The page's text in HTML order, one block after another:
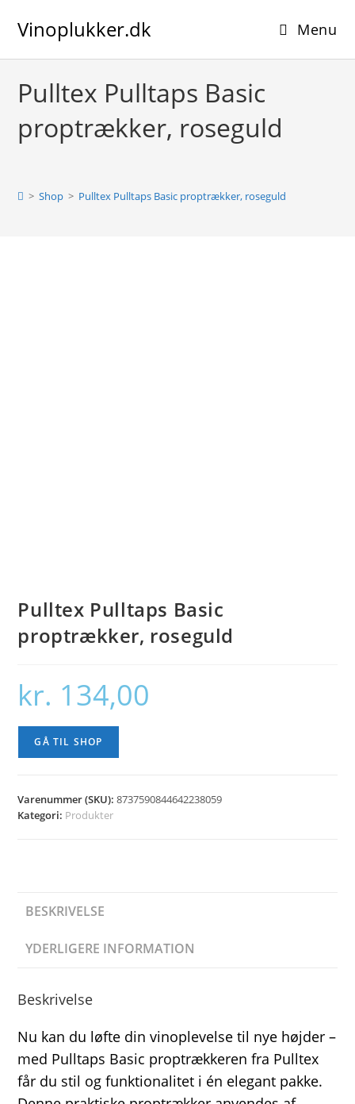
Vinoplukker.dk Menu
Pulltex Pulltaps Basic
proptrækker, roseguld
> Shop > Pulltex Pulltaps Basic proptrækker, roseguld
Pulltex Pulltaps Basic
proptrækker, roseguld
kr. 134,00
GÅ TIL SHOP
Varenummer (SKU):8737590844642238059
Kategori: Produkter
BESKRIVELSE
YDERLIGERE INFORMATION
Beskrivelse
Nu kan du løfte din vinoplevelse til nye højder –
med Pulltaps Basic proptrækkeren fra Pulltex
får du stil og funktionalitet i én elegant pakke.